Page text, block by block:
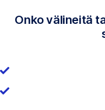
Onko välineitä